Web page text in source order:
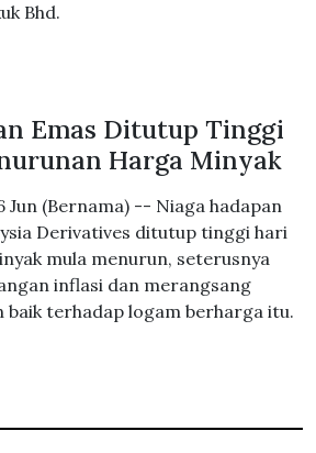
Bhd.
Emas Ditutup Tinggi
Harga Minyak
Jun (Bernama) -- Niaga hadapan
Derivatives ditutup tinggi hari
mula menurun, seterusnya
inflasi dan merangsang
baik terhadap logam berharga itu.